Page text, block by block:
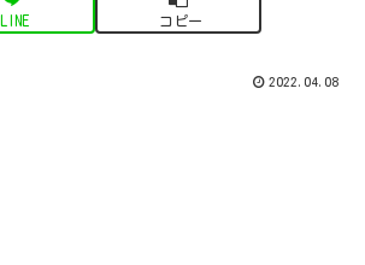
LINE コピー
2022.04.08